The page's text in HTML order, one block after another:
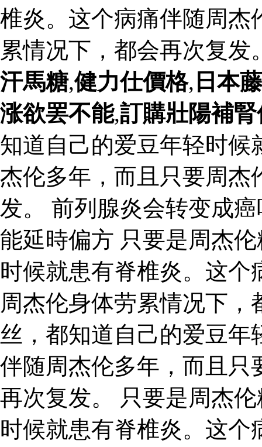
椎炎。这个病痛伴随周杰
累情况下，都会再次复发
汗馬糖,健力仕價格, 日本
涨欲罢不能,訂購壯陽補
知道自己的爱豆年轻时候
杰伦多年，而且只要周杰
发。 前列腺炎会转变成
能延時偏方 只要是周杰
时候就患有脊椎炎。这
周杰伦身体劳累情况下
丝，都知道自己的爱豆
伴随周杰伦多年，而且只
再次复发。 只要是周杰
时候就患有脊椎炎。这